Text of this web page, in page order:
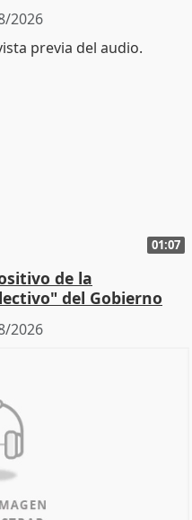
2026
01:07
de la
del Gobierno
2026